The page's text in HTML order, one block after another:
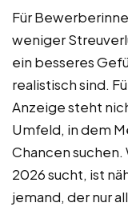
Für
weniger
ein besseres
realistisch sind.
Anzeige steht
Umfeld, in dem
Chancen suchen.
2026 sucht, ist
jemand, der nur